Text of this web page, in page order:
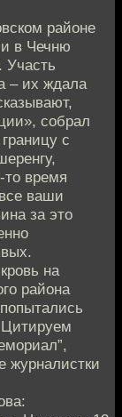
районе
в Чечню
Участь
– их ждала
собрал
с
время
ваши
за это
на
района
журналистки